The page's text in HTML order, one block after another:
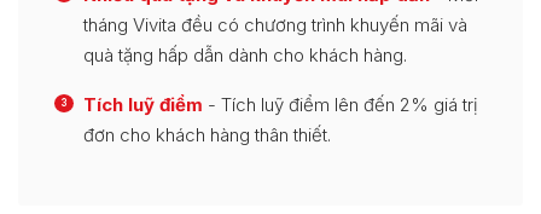
tháng Vivita đều có chương trình khuyến mãi và
quà tặng hấp dẫn dành cho khách hàng.
3 Tích luỹ điểm - Tích luỹ điểm lên đến 2% giá trị
đơn cho khách hàng thân thiết.